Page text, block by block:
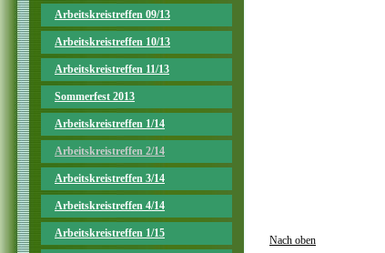
Arbeitskreistreffen 09/13
Arbeitskreistreffen 10/13
Arbeitskreistreffen 11/13
Sommerfest 2013
Arbeitskreistreffen 1/14
Arbeitskreistreffen 2/14
Arbeitskreistreffen 3/14
Arbeitskreistreffen 4/14
Arbeitskreistreffen 1/15
Nach oben